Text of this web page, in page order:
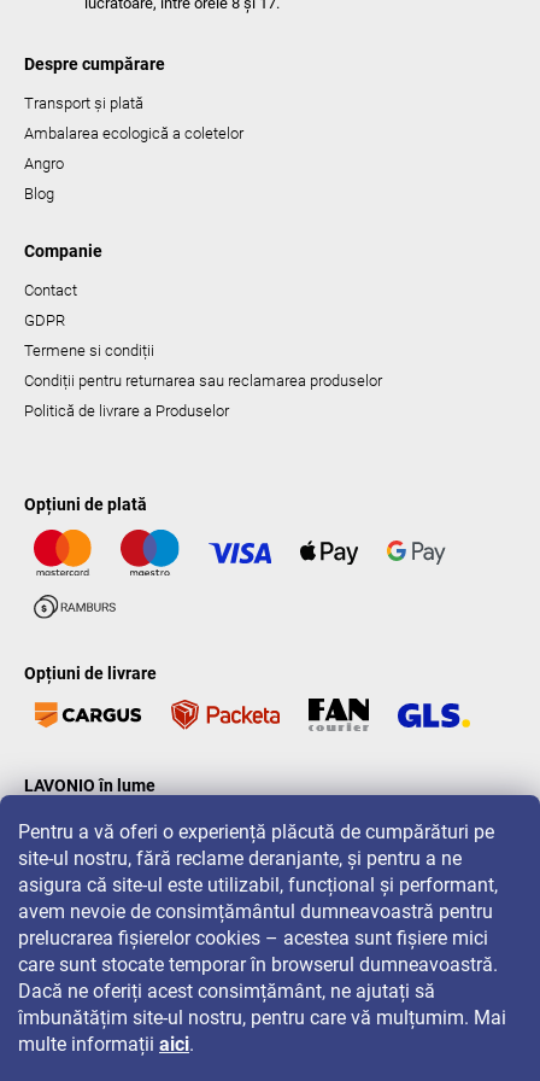
Pentru a vă oferi o experiență plăcută de cumpărături pe
site-ul nostru, fără reclame deranjante, și pentru a ne
asigura că site-ul este utilizabil, funcțional și performant,
avem nevoie de consimțământul dumneavoastră pentru
prelucrarea fișierelor cookies – acestea sunt fișiere mici
care sunt stocate temporar în browserul dumneavoastră.
Dacă ne oferiți acest consimțământ, ne ajutați să
îmbunătățim site-ul nostru, pentru care vă mulțumim. Mai
multe informații aici.
Despre cumpărare
Transport și plată
Ambalarea ecologică a coletelor
Angro
Blog
Companie
Contact
GDPR
Termene si condiții
Condiții pentru returnarea sau reclamarea produselor
Politică de livrare a Produselor
Opțiuni de plată
Opțiuni de livrare
LAVONIO în lume
Pentru promoții, concursuri și reduceri, urmăriți-ne pe: